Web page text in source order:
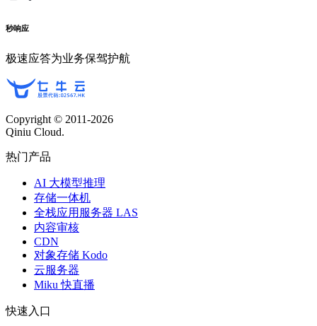
秒响应
极速应答为业务保驾护航
Copyright © 2011-2026
Qiniu Cloud.
热门产品
AI 大模型推理
存储一体机
全栈应用服务器 LAS
内容审核
CDN
对象存储 Kodo
云服务器
Miku 快直播
快速入口